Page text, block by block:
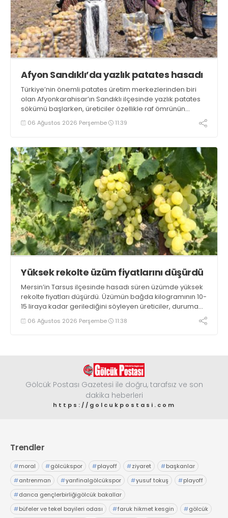
Afyon Sandıklı’da yazlık patates hasadı
Türkiye’nin önemli patates üretim merkezlerinden biri
olan Afyonkarahisar’ın Sandıklı ilçesinde yazlık patates
sökümü başlarken, üreticiler özellikle raf ömrünün
yaklaşık 2 ay olması ve rengi bakımından tüketimde
Sandıklı patatesinin daha fazla tercih edildiğini belirtti
06 Ağustos 2026 Perşembe 11:39
Yüksek rekolte üzüm fiyatlarını düşürdü
Mersin’in Tarsus ilçesinde hasadı süren üzümde yüksek
rekolte fiyatları düşürdü. Üzümün bağda kilogramının 10-
15 liraya kadar gerilediğini söyleyen üreticiler, duruma
tepki gösterdi
06 Ağustos 2026 Perşembe 11:38
Gölcük Postası Gazetesi ile doğru, tarafsız ve son
dakika heberleri
https://golcukpostasi.com
Trendler
#moral #gölcükspor #playoff #ziyaret #başkanlar
#antrenman #yarıfinalgölcükspor #yusuf tokuş #playoff
#darıca gençlerbirliğigölcük bakallar
#büfeler ve tekel bayileri odası #faruk hikmet kesgin #gölcük